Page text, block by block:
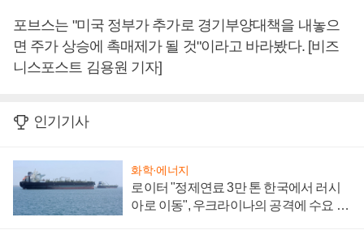
포브스는 "미국 정부가 추가로 경기부양대책을 내놓으
면 주가 상승에 촉매제가 될 것"이라고 바라봤다. [비즈
니스포스트 김용원 기자]
인기기사
화학·에너지
로이터 "정제연료 3만 톤 한국에서 러시
아로 이동", 우크라이나의 공격에 수요 늘